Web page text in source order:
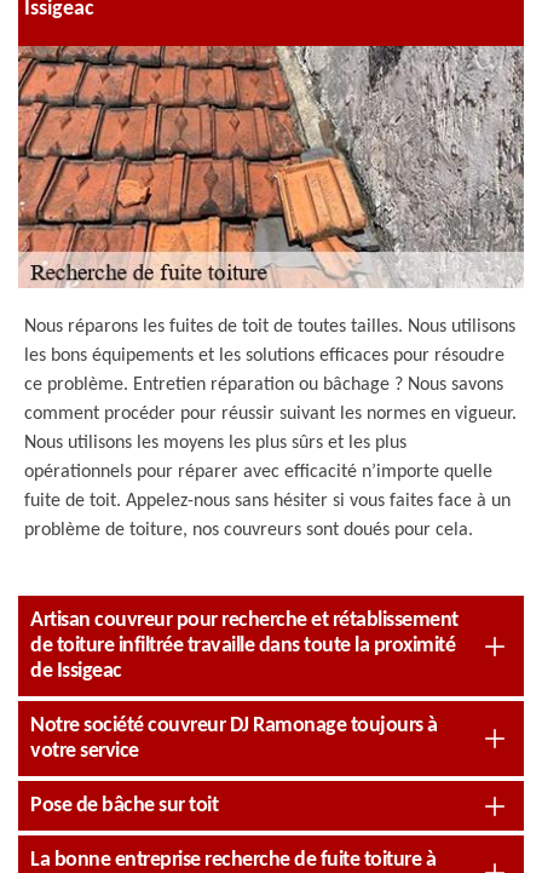
Issigeac
Nous réparons les fuites de toit de toutes tailles. Nous utilisons
les bons équipements et les solutions efficaces pour résoudre
ce problème. Entretien réparation ou bâchage ? Nous savons
comment procéder pour réussir suivant les normes en vigueur.
Nous utilisons les moyens les plus sûrs et les plus
opérationnels pour réparer avec efficacité n’importe quelle
fuite de toit. Appelez-nous sans hésiter si vous faites face à un
problème de toiture, nos couvreurs sont doués pour cela.
Artisan couvreur pour recherche et rétablissement
de toiture infiltrée travaille dans toute la proximité
de Issigeac
Notre société couvreur DJ Ramonage toujours à
votre service
Pose de bâche sur toit
La bonne entreprise recherche de fuite toiture à